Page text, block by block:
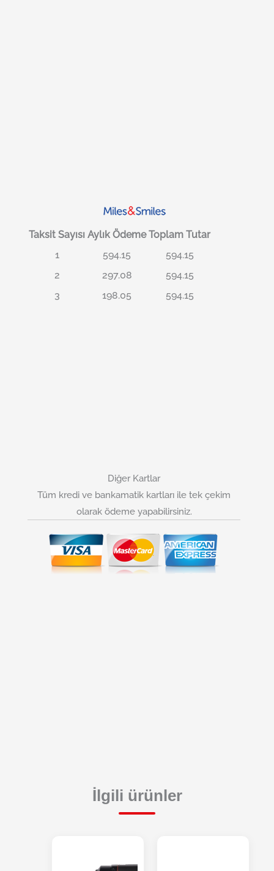
Taksit Sayısı Aylık Ödeme Toplam Tutar
1
594.15
594.15
2
297.08
594.15
3
198.05 594.15
Diğer Kartlar
Tüm kredi ve bankamatik kartları ile tek çekim
olarak ödeme yapabilirsiniz.
İlgili ürünler